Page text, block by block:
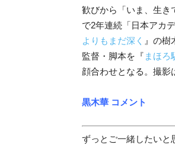
歓びから「いま、生き
で2年連続「日本アカ
よりもまだ深く 』の樹
監督・脚本を『 まほろ
顔合わせとなる。撮影
黒木華 コメント
ずっとご一緒したいと